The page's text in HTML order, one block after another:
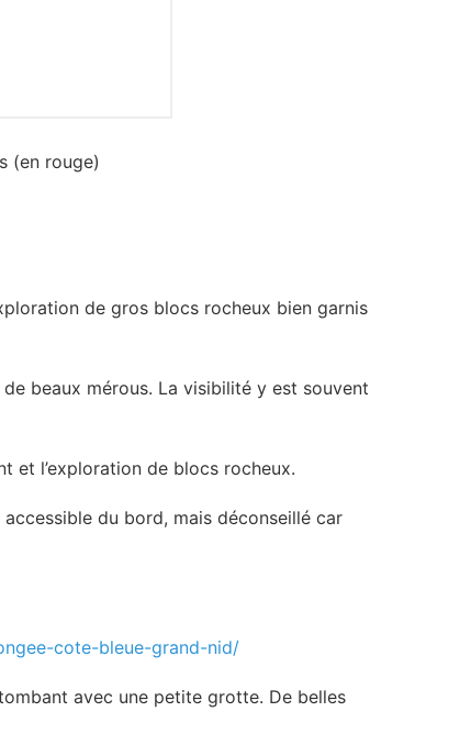
(en rouge)
de gros blocs rocheux bien garnis
beaux mérous. La visibilité y est souvent
et l’exploration de blocs rocheux.
du bord, mais déconseillé car
cote-bleue-grand-nid/
avec une petite grotte. De belles